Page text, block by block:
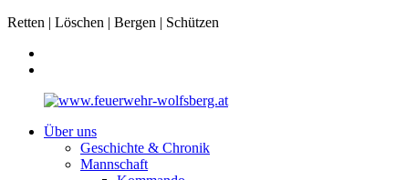
Retten | Löschen | Bergen | Schützen
Über uns
Geschichte & Chronik
Mannschaft